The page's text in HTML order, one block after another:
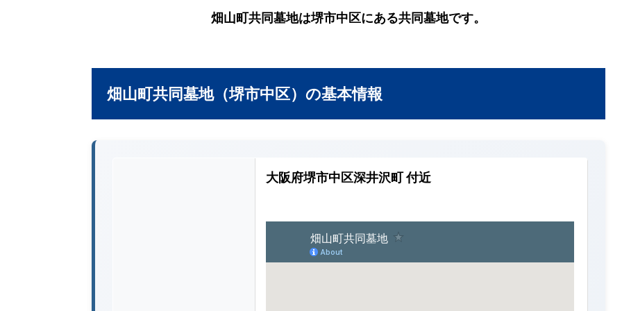
畑山町共同墓地は堺市中区にある共同墓地です。
畑山町共同墓地（堺市中区）の基本情報
大阪府堺市中区深井沢町 付近